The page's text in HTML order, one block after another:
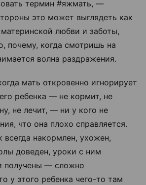
термин #яжмать, —
это может выглядеть как
любви и заботы,
почему, когда смотришь на
волна раздражения.
мать откровенно игнорирует
ребенка — не кормит, не
не лечит, — ни у кого не
что она плохо справляется.
всегда накормлен, ухожен,
доведен, уроки с ним
получены — сложно
у этого ребенка чего-то там